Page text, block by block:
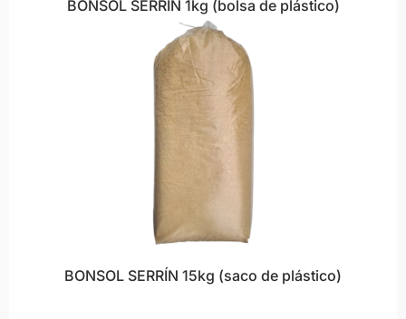
BONSOL SERRÍN 1kg (bolsa de plástico)
BONSOL SERRÍN 15kg (saco de plástico)